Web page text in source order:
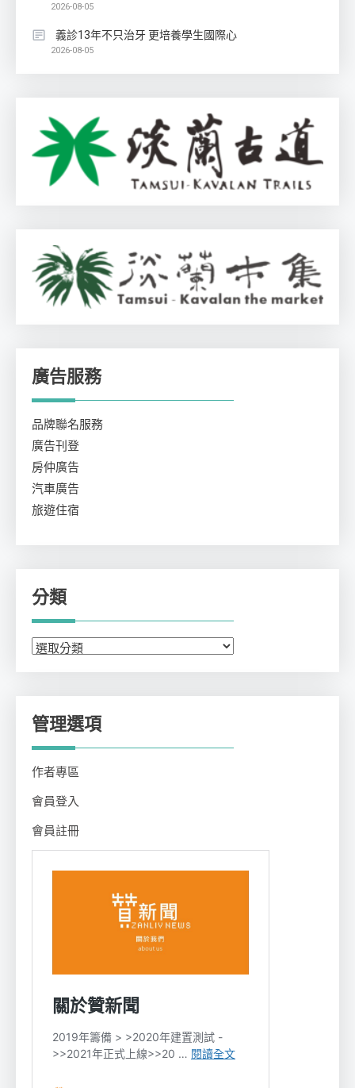
2026-08-05
義診13年不只治牙 更培養學生國際心
2026-08-05
廣告服務
品牌聯名服務
廣告刊登
房仲廣告
汽車廣告
旅遊住宿
分類
分
管理選項
作者專區
會員登入
會員註冊